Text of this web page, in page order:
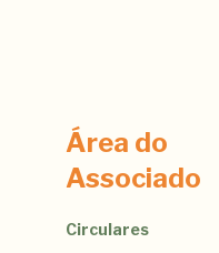
Área do
Associado
Circulares